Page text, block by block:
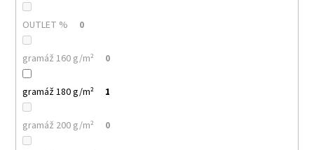
OUTLET % 0
gramáž 160 g/m² 0
gramáž 180 g/m² 1
gramáž 200 g/m² 0
MALFINI
LOVE
123
DÁMSKÉ
TRIČKO/
ŠATY,
STŘIH,
150